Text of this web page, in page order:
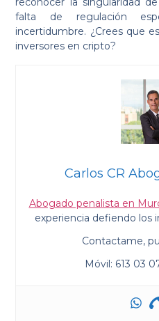
falta de regulación
incertidumbre. ¿Crees que
inversores en cripto?
Carlos CR
Abogado penalista en
experiencia defiendo los
Contactame,
Móvil: 613 03